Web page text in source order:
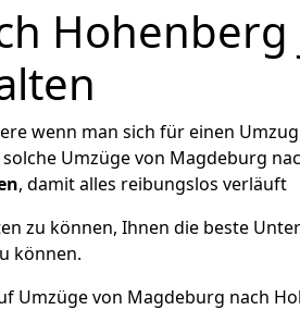
wenn man sich für einen
Umzüge von Magdeburg
, damit alles reibungslos verläuft
zu können, Ihnen die beste
können.
Umzüge von Magdeburg nach